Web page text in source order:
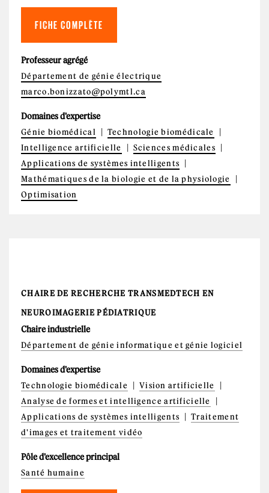
FICHE COMPLÈTE
Professeur agrégé
Département de génie électrique
marco.bonizzato@polymtl.ca
Domaines d'expertise
Génie biomédical
Technologie biomédicale
Intelligence artificielle
Sciences médicales
Applications de systèmes intelligents
Mathématiques de la biologie et de la physiologie
Optimisation
CHAIRE DE RECHERCHE TRANSMEDTECH EN
NEUROIMAGERIE PÉDIATRIQUE
Chaire industrielle
Département de génie informatique et génie logiciel
Domaines d'expertise
Technologie biomédicale
Vision artificielle
Analyse de formes et intelligence artificielle
Applications de systèmes intelligents
Traitement
d'images et traitement vidéo
Pôle d'excellence principal
Santé humaine